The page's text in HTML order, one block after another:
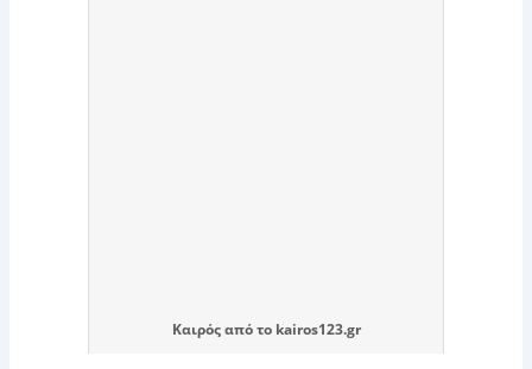
Καιρόςαπό το kairos123.gr